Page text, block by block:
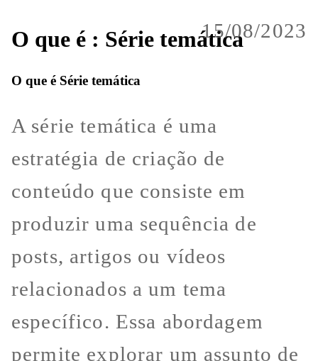
15/08/2023
O que é : Série temática
O que é Série temática
A série temática é uma
estratégia de criação de
conteúdo que consiste em
produzir uma sequência de
posts, artigos ou vídeos
relacionados a um tema
específico. Essa abordagem
permite explorar um assunto de